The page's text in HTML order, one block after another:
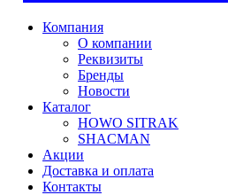
Компания
О компании
Реквизиты
Бренды
Новости
Каталог
HOWO SITRAK
SHACMAN
Акции
Доставка и оплата
Контакты